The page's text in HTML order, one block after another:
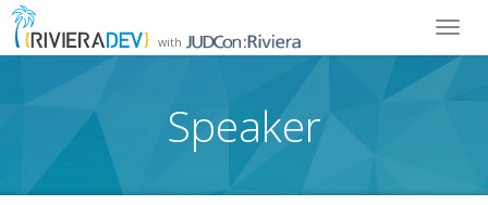
with
Speaker